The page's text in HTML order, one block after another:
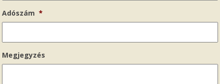
Adószám *
Megjegyzés